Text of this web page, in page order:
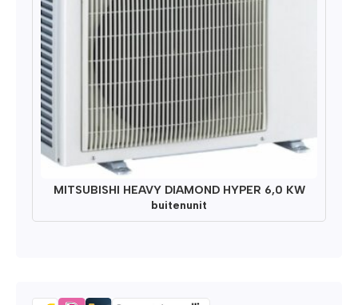
MITSUBISHI HEAVY DIAMOND HYPER 6,0 KW
buitenunit